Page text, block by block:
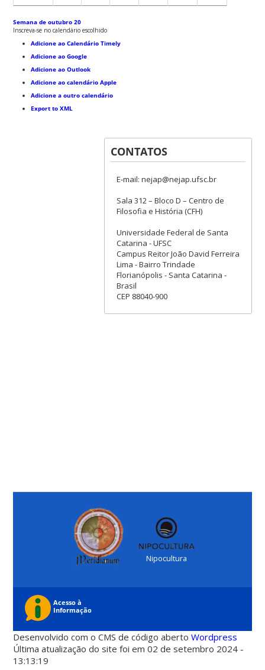
Semana de outubro 20
Inscreva-se no calendário escolhido
Adicione ao Calendário Timely
Adicione ao Google
Adicione ao Outlook
Adicione ao calendário Apple
Adicione a outro calendário
Export to XML
CONTATOS
E-mail: nejap@nejap.ufsc.br
Sala 312 – Bloco D – Centro de
Filosofia e História (CFH)
Universidade Federal de Santa
Catarina - UFSC
Campus Reitor João David Ferreira
Lima - Bairro Trindade
Florianópolis - Santa Catarina -
Brasil
CEP 88040-900
Nipocultura
Desenvolvido com o CMS de código abertoWordpress
Última atualização do site foi em 02 de setembro 2024 -
13:13:19